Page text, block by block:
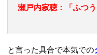
瀬戸内寂聴：「ふつ
と言った具合で本気での